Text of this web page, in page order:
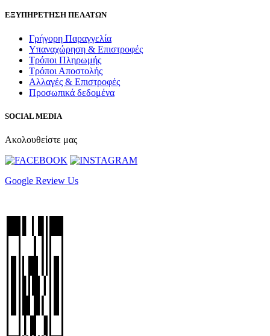
ΕΞΥΠΗΡΕΤΗΣΗ ΠΕΛΑΤΩΝ
Γρήγορη Παραγγελία
Υπαναχώρηση & Επιστροφές
Τρόποι Πληρωμής
Τρόποι Αποστολής
Αλλαγές & Επιστροφές
Προσωπικά δεδομένα
SOCIAL MEDIA
Ακολουθείστε μας
Google Review Us